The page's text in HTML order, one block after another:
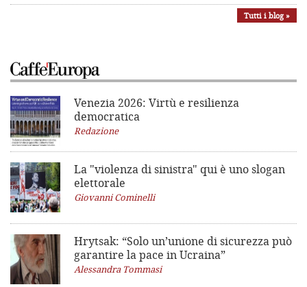
Tutti i blog »
Venezia 2026: Virtù e resilienza
democratica
Redazione
La "violenza di sinistra" qui è uno slogan
elettorale
Giovanni Cominelli
Hrytsak: “Solo un’unione di sicurezza può
garantire la pace in Ucraina”
Alessandra Tommasi